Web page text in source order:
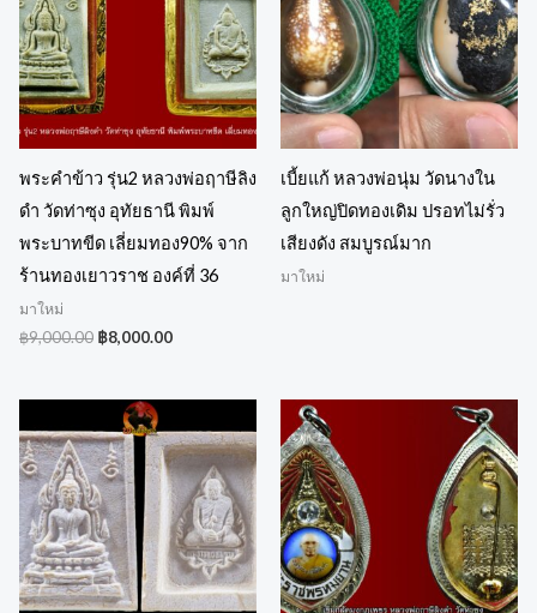
พระคำข้าว รุ่น2 หลวงพ่อฤาษีลิง
ดำ วัดท่าซุง อุทัยธานี พิมพ์
พระบาทขีด เลี่ยมทอง90% จาก
ร้านทองเยาวราช องค์ที่ 36
มาใหม่
฿9,000.00 ฿8,000.00
เบี้ยแก้ หลวงพ่อนุ่ม วัดนางใน
ลูกใหญ่ปิดทองเดิม ปรอทไม่รั่ว
เสียงดัง สมบูรณ์มาก
มาใหม่